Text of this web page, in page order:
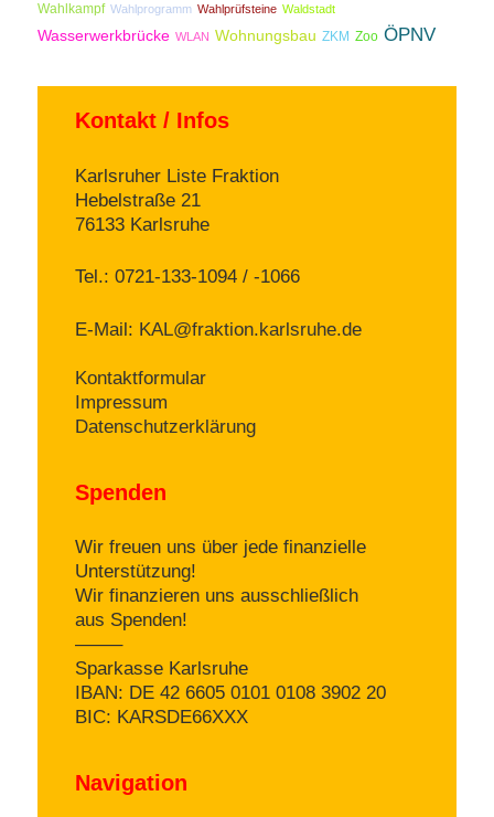
Wahlkampf Wahlprogramm Wahlprüfsteine Waldstadt
Wasserwerkbrücke WLAN Wohnungsbau ZKM Zoo ÖPNV
Kontakt / Infos
Karlsruher Liste Fraktion
Hebelstraße 21
76133 Karlsruhe
Tel.: 0721-133-1094 / -1066
E-Mail: KAL@fraktion.karlsruhe.de
Kontaktformular
Impressum
Datenschutzerklärung
Spenden
Wir freuen uns über jede finanzielle
Unterstützung!
Wir finanzieren uns ausschließlich
aus Spenden!
——–
Sparkasse Karlsruhe
IBAN: DE 42 6605 0101 0108 3902 20
BIC: KARSDE66XXX
Navigation